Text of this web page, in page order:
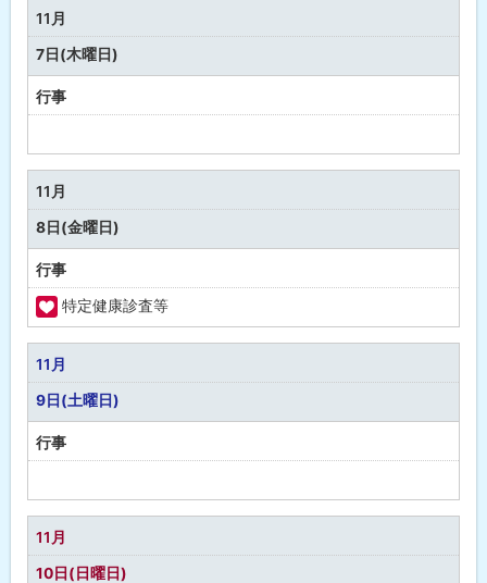
な
し
11月
7日(木曜日)
行事
定
な
し
11月
8日(金曜日)
行事
福
祉
・
健
康
特定健康診査等
11月
9日(土曜日)
行事
定
な
し
11月
10日(日曜日)